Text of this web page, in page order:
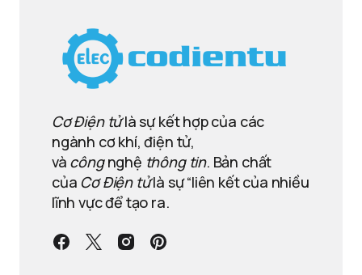
Cơ Điện tửlà sự kết hợp của các
ngành cơ khí, điện tử,
và côngnghệ thông tin. Bản chất
của Cơ Điện tửlà sự “liên kết của nhiều
lĩnh vực để tạo ra.